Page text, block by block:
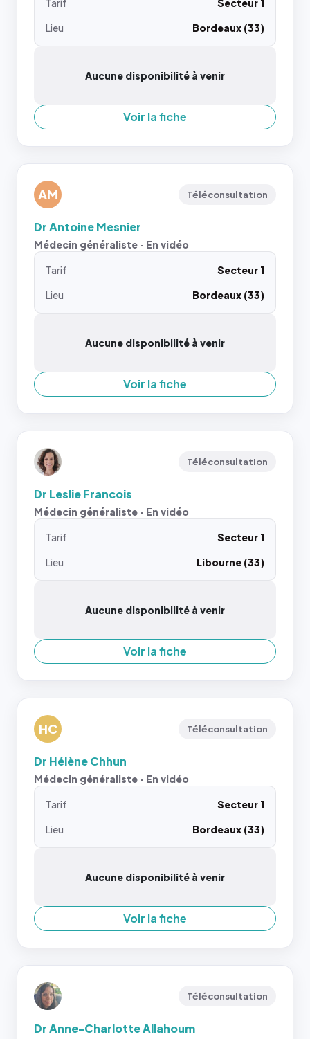
Tarif
Secteur 1
Lieu
Bordeaux (33)
Aucune disponibilité à venir
Voir la fiche
AM Téléconsultation
Dr Antoine Mesnier
Médecin généraliste · En vidéo
Tarif
Secteur 1
Lieu
Bordeaux (33)
Aucune disponibilité à venir
Voir la fiche
Téléconsultation
Dr Leslie Francois
Médecin généraliste · En vidéo
Tarif
Secteur 1
Lieu
Libourne (33)
Aucune disponibilité à venir
Voir la fiche
HC Téléconsultation
Dr Hélène Chhun
Médecin généraliste · En vidéo
Tarif
Secteur 1
Lieu
Bordeaux (33)
Aucune disponibilité à venir
Voir la fiche
Téléconsultation
Dr Anne-Charlotte Allahoum